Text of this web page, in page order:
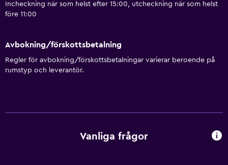
Incheckning när som helst efter 15:00, utcheckning när som helst
före 11:00
Avbokning/förskottsbetalning
Regler för avbokning/förskottsbetalningar varierar beroende på
rumstyp och leverantör.
Vanliga frågor